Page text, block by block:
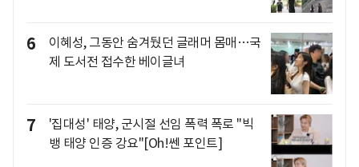
6
이혜성, 그동안 숨겨뒀던 글래머 몸매…국
제 도서전 접수한 베이글녀
7
'집대성' 태양, 군시절 선임 폭력 폭로 "빅
뱅 태양 인증 강요"[Oh!쎈 포인트]